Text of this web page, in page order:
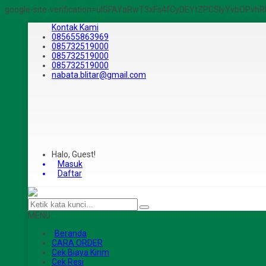
google-site-
Kontak Kami
085655863969
085732519000
085732519000
085732519000
nabata.blitar@gmail.com
Halo, Guest!
Masuk
Daftar
MENU
Beranda
CARA ORDER
Cek Biaya Kirim
Cek Resi